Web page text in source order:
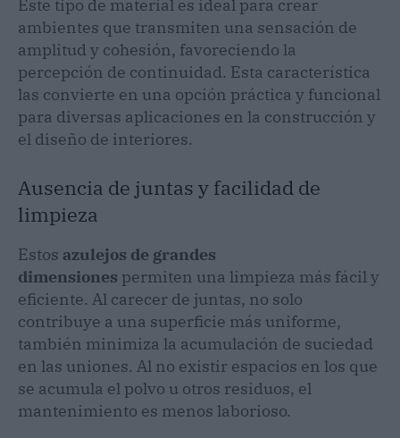
Este tipo de material es ideal para crear
ambientes que transmiten una sensación de
amplitud y cohesión, favoreciendo la
percepción de continuidad. Esta característica
las convierte en una opción práctica y funcional
para diversas aplicaciones en la construcción y
el diseño de interiores.
Ausencia de juntas y facilidad de
limpieza
Estos azulejos de grandes
dimensiones permiten una limpieza más fácil y
eficiente. Al carecer de juntas, no solo
contribuye a una superficie más uniforme,
también minimiza la acumulación de suciedad
en las uniones. Al no existir espacios en los que
se acumula el polvo u otros residuos, el
mantenimiento es menos laborioso.